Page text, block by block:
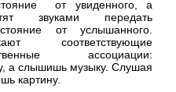
от увиденного, а
звуками передать
от услышанного.
соответствующие
ассоциации:
а слышишь музыку. Слушая
картину.